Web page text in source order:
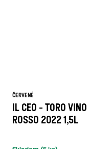
ČERVENÉ
IL CEO - TORO VINO
ROSSO 2022 1,5L